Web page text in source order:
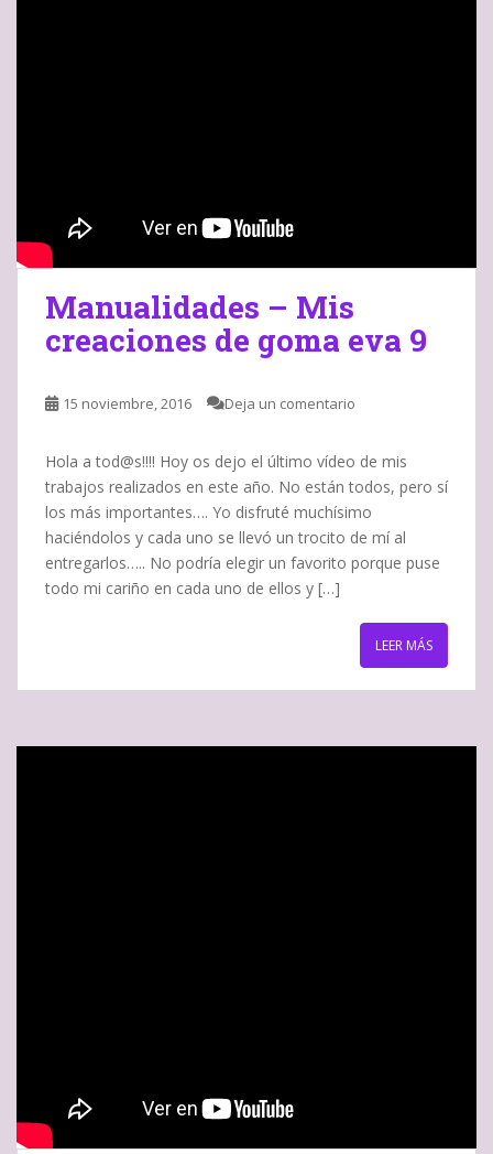
Manualidades – Mis
creaciones de goma eva 9
15 noviembre, 2016 Deja un comentario
Hola a tod@s!!!! Hoy os dejo el último vídeo de mis
trabajos realizados en este año. No están todos, pero sí
los más importantes…. Yo disfruté muchísimo
haciéndolos y cada uno se llevó un trocito de mí al
entregarlos….. No podría elegir un favorito porque puse
todo mi cariño en cada uno de ellos y […]
LEER MÁS